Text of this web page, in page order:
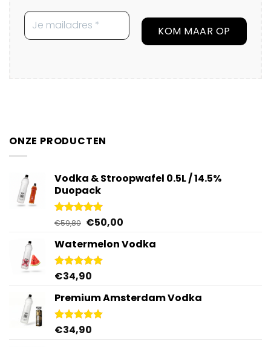
ONZE PRODUCTEN
Vodka & Stroopwafel 0.5L / 14.5%
Duopack
Gewaardeerd
€59,80 Oorspronkelijke
was:
€59,80.
€50,00Huidige
is:
Watermelon Vodka
Gewaardeerd
€34,90
Premium Amsterdam Vodka
Gewaardeerd
€34,90